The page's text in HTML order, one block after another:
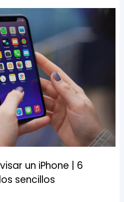
un iPhone | 6
sencillos